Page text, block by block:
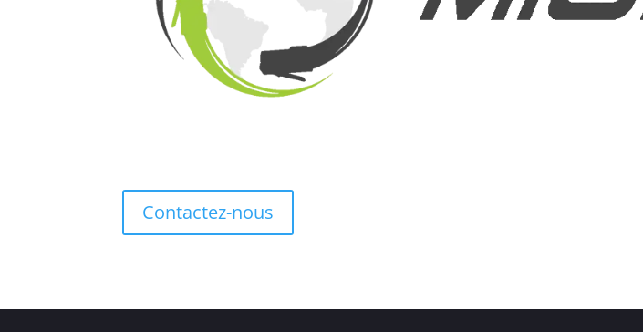
Contactez-nous